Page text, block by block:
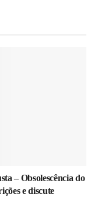
– Obsolescência do
e discute